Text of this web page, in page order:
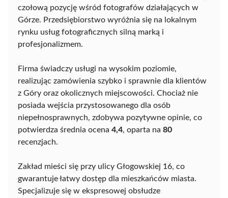
czołową pozycję wśród fotografów działających w
Górze. Przedsiębiorstwo wyróżnia się na lokalnym
rynku usług fotograficznych silną marką i
profesjonalizmem.
Firma świadczy usługi na wysokim poziomie,
realizując zamówienia szybko i sprawnie dla klientów
z Góry oraz okolicznych miejscowości. Chociaż nie
posiada wejścia przystosowanego dla osób
niepełnosprawnych, zdobywa pozytywne opinie, co
potwierdza średnia ocena 4,4, oparta na 80
recenzjach.
Zakład mieści się przy ulicy Głogowskiej 16, co
gwarantuje łatwy dostęp dla mieszkańców miasta.
Specjalizuje się w ekspresowej obsłudze